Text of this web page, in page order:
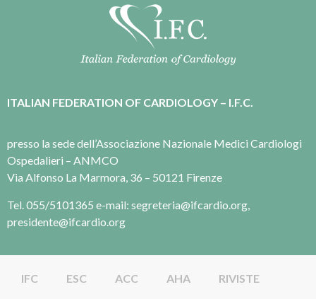
ITALIAN FEDERATION OF CARDIOLOGY – I.F.C.
presso la sede dell’Associazione Nazionale Medici Cardiologi
Ospedalieri – ANMCO
Via Alfonso La Marmora, 36 – 50121 Firenze
Tel. 055/5101365 e-mail: segreteria@ifcardio.org,
presidente@ifcardio.org
IFC ESC ACC AHA RIVISTE